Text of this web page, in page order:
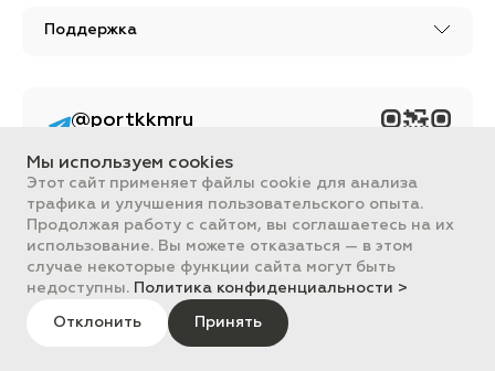
Поддержка
Вся информация, размещенная на сайте, носит ознакомительный
характер и не является публичной офертой, определяемой
положениями Статьи 437 ГК РФ.
Все цены на сайте указаны с НДС. ООО "ПОРТ" ИНН 2461018892,
ОГРН 1022401953496
ПОРТ 2011-2026
Политика обработки данных
@portkkmru
контент PORT - бизнес
портал
Мы используем cookies
Этот сайт применяет файлы cookie для анализа
трафика и улучшения пользовательского опыта.
Продолжая работу с сайтом, вы соглашаетесь на их
использование. Вы можете отказаться — в этом
случае некоторые функции сайта могут быть
недоступны. Политика конфиденциальности >
Отклонить Принять